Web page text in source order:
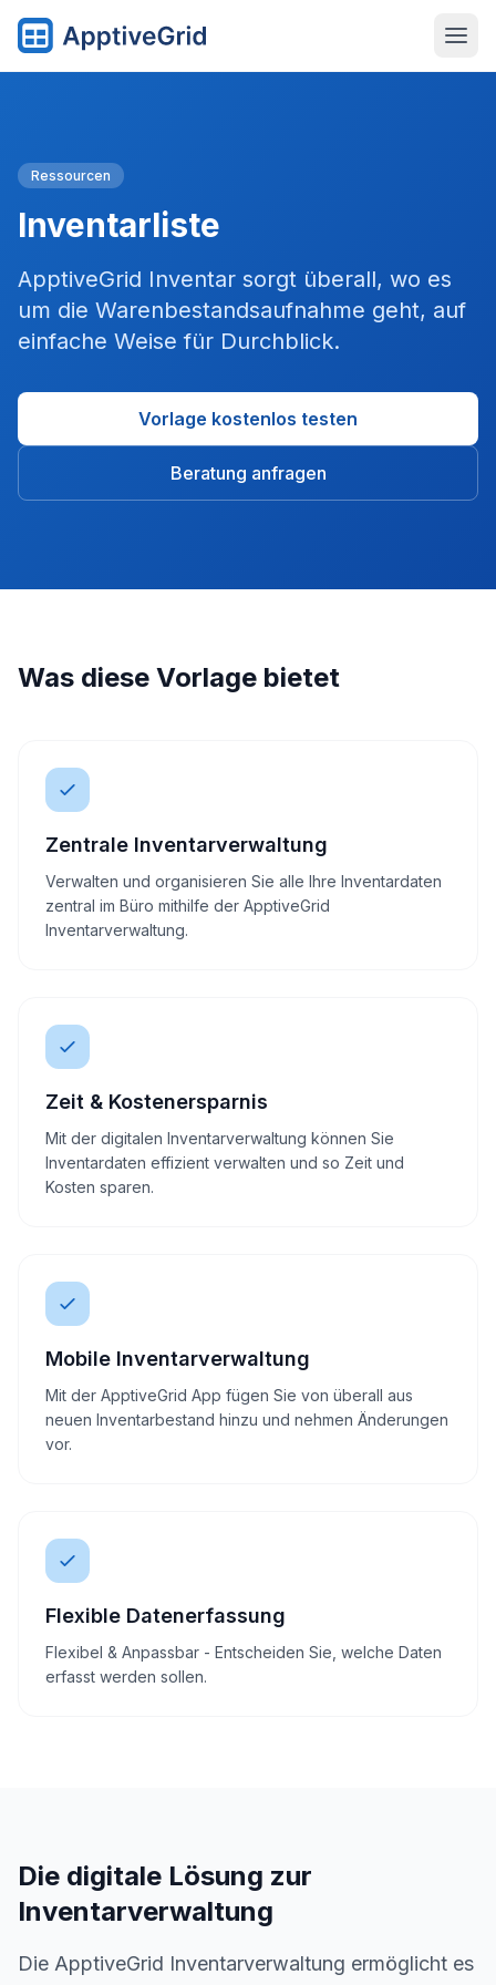
Ressourcen
Inventarliste
ApptiveGrid Inventar sorgt überall, wo es
um die Warenbestandsaufnahme geht, auf
einfache Weise für Durchblick.
Vorlage kostenlos testen
Beratung anfragen
Was diese Vorlage bietet
Zentrale Inventarverwaltung
Verwalten und organisieren Sie alle Ihre Inventardaten
zentral im Büro mithilfe der ApptiveGrid
Inventarverwaltung.
Zeit & Kostenersparnis
Mit der digitalen Inventarverwaltung können Sie
Inventardaten effizient verwalten und so Zeit und
Kosten sparen.
Mobile Inventarverwaltung
Mit der ApptiveGrid App fügen Sie von überall aus
neuen Inventarbestand hinzu und nehmen Änderungen
vor.
Flexible Datenerfassung
Flexibel & Anpassbar - Entscheiden Sie, welche Daten
erfasst werden sollen.
Die digitale Lösung zur
Inventarverwaltung
Die ApptiveGrid Inventarverwaltung ermöglicht es